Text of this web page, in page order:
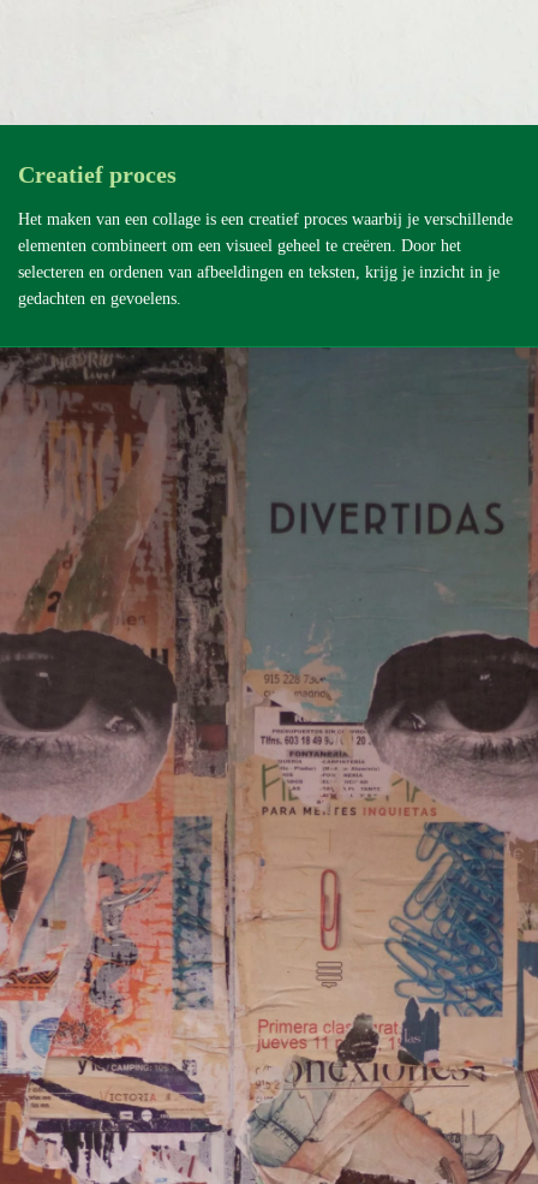
Creatief proces
Het maken van een collage is een creatief proces waarbij je verschillende
elementen combineert om een visueel geheel te creëren. Door het
selecteren en ordenen van afbeeldingen en teksten, krijg je inzicht in je
gedachten en gevoelens.